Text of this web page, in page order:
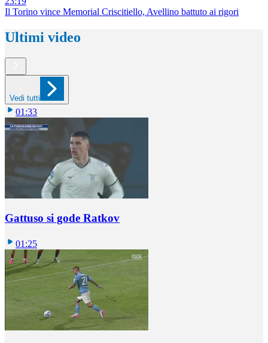
Il Torino vince Memorial Criscitiello, Avellino battuto ai rigori
Ultimi video
Vedi tutti
01:33
Gattuso si gode Ratkov
01:25